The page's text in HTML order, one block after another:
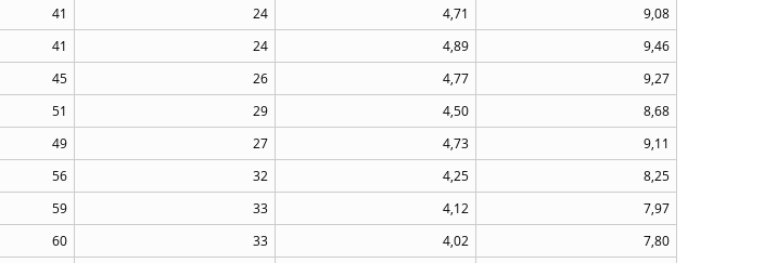
41 24 4,71
9,08
41 24 4,89
9,46
45 26 4,77
9,27
51 29 4,50
8,68
49 27 4,73
9,11
56 32 4,25
8,25
59 33 4,12
7,97
60 33 4,02
7,80